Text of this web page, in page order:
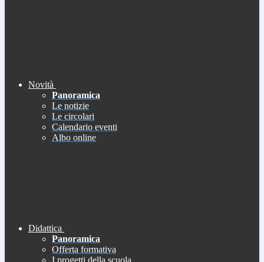
Novità
Panoramica
Le notizie
Le circolari
Calendario eventi
Albo online
Didattica
Panoramica
Offerta formativa